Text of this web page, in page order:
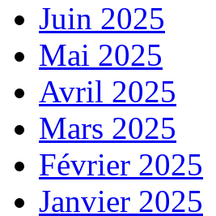
Juin 2025
Mai 2025
Avril 2025
Mars 2025
Février 2025
Janvier 2025